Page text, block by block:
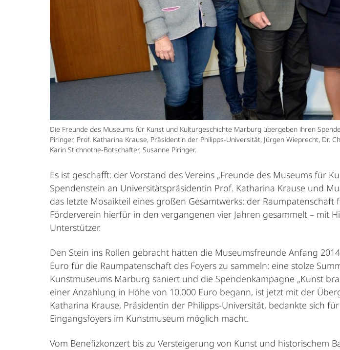
Die Freunde des Museums für Kunst und Kulturgeschichte Marburg übergeben ihren
Piringer, Prof. Katharina Krause, Präsidentin der Philipps-Universität, Jürgen Wieprecht,
Karin Stichnothe-Botschafter, Susanne Piringer.
Es ist geschafft: der Vorstand des Vereins „Freunde des Museums für
Spendenstein an Universitätspräsidentin Prof. Katharina Krause und
das letzte Mosaikteil eines großen Gesamtwerks: der
Förderverein hierfür in den vergangenen vier Jahren gesammelt – mit
Unterstützer.
Den Stein ins Rollen gebracht hatten die Museumsfreunde Anfang
Euro für die Raumpatenschaft des Foyers zu sammeln: eine stolze
Kunstmuseums Marburg saniert und die Spendenkampagne „Kunst
einer Anzahlung in Höhe von 10.000 Euro begann, ist jetzt mit der
Katharina Krause, Präsidentin der Philipps-Universität, bedankte sich
Eingangsfoyers im Kunstmuseum möglich macht.
Vom Benefizkonzert bis zu Versteigerung von Kunst und historischem